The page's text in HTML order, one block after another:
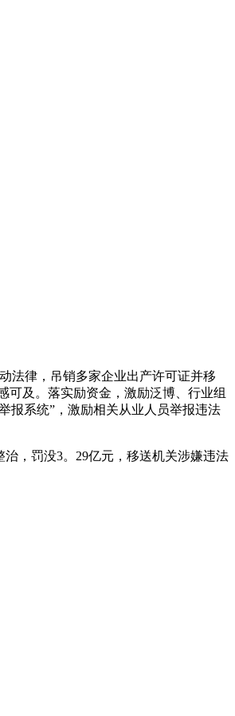
法律，吊销多家企业出产许可证并移
可及。落实励资金，激励泛博、行业组
报系统”，激励相关从业人员举报违法
，罚没3。29亿元，移送机关涉嫌违法